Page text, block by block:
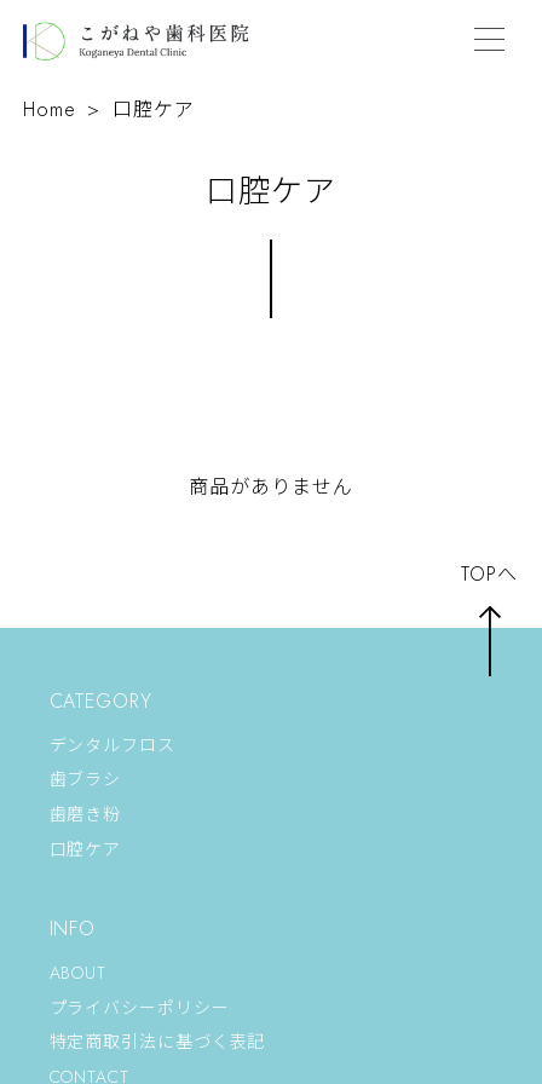
Home 口腔ケア
口腔ケア
商品がありません
CATEGORY
デンタルフロス
歯ブラシ
歯磨き粉
口腔ケア
INFO
ABOUT
プライバシーポリシー
特定商取引法に基づく表記
CONTACT
TOPへ